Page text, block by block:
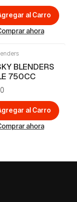
al Carro
ahora
BLENDERS
750CC
al Carro
ahora